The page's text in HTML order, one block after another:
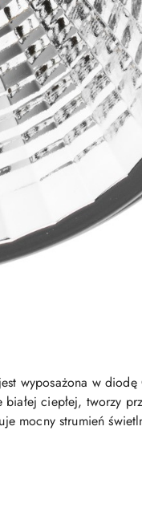
wyposażona w
ciepłej, tworzy
mocny strumień